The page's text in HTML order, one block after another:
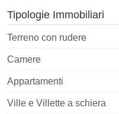
Tipologie Immobiliari
Terreno con rudere
Camere
Appartamenti
Ville e Villette a schiera